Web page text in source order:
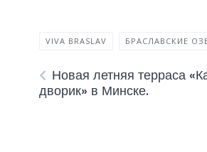
VIVA BRASLAV БРАСЛАВСКИЕ
Новая летняя терраса
дворик» в Минске.